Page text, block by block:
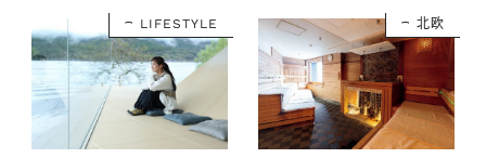
LIFESTYLE 北欧